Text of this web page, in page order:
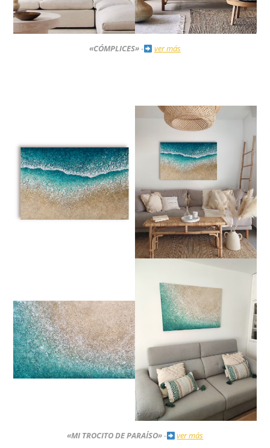
«CÓMPLICES»- ver más
«MI TROCITO DE PARAÍSO»- ver más